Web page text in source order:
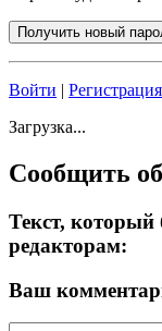
Войти | Регистрация
Загрузка...
Сообщить
Текст, который
редакторам:
Ваш